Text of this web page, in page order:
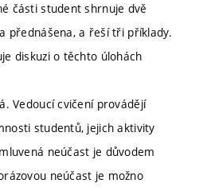
části student shrnuje dvě
přednášena, a řeší tři příklady.
diskuzi o těchto úlohách
Vedoucí cvičení provádějí
studentů, jejich aktivity
neúčast je důvodem
neúčast je možno